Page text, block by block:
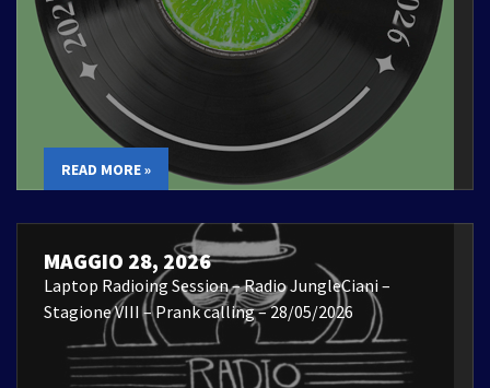
READ MORE »
MAGGIO 28, 2026
Laptop Radioing Session – Radio JungleCiani –
Stagione VIII – Prank calling – 28/05/2026